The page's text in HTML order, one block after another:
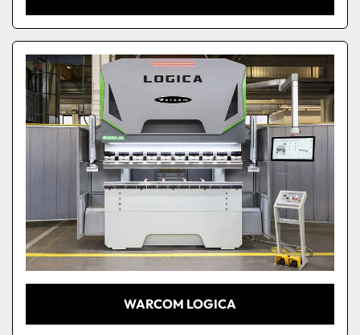
WARCOM LOGICA